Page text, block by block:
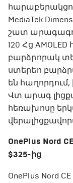
MediaTek
շատ
120 Հց
բարձրորակ
ստերեո
են հաղորդում,
Վտ արագ
հեռախոսը
OnePlus Nord
$325-ից
OnePlus Nord